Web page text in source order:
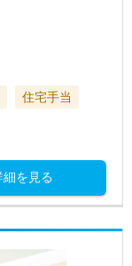
住宅手当
細を見る